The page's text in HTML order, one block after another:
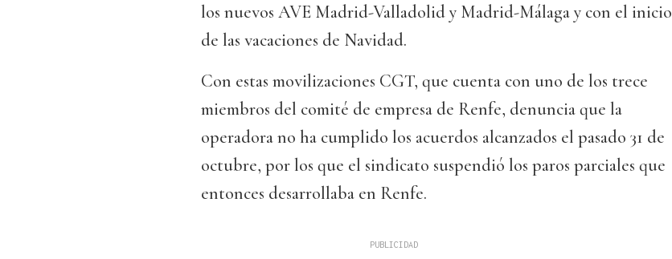
los nuevos AVE Madrid-Valladolid y Madrid-Málaga y con el inicio
de las vacaciones de Navidad.
Con estas movilizaciones CGT, que cuenta con uno de los trece
miembros del comité de empresa de Renfe, denuncia que la
operadora no ha cumplido los acuerdos alcanzados el pasado 31 de
octubre, por los que el sindicato suspendió los paros parciales que
entonces desarrollaba en Renfe.